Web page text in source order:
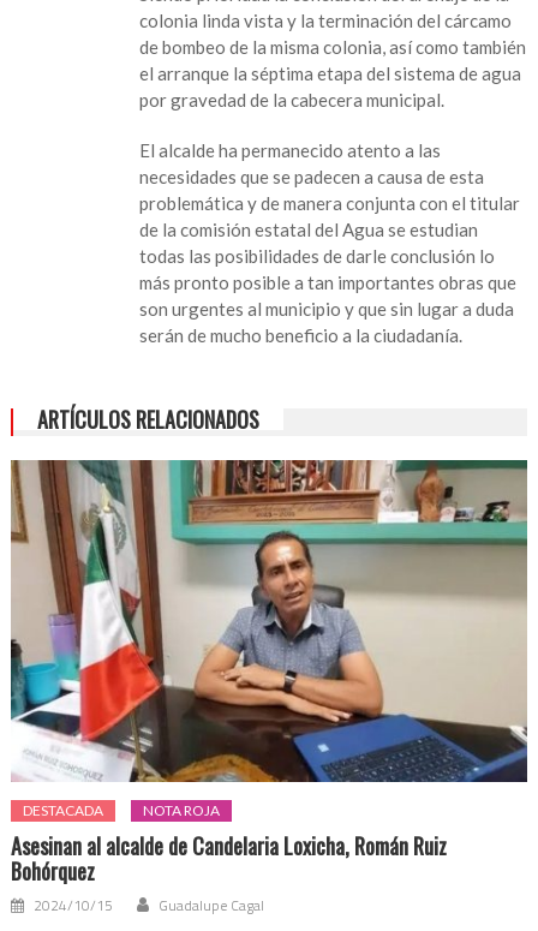
colonia linda vista y la terminación del cárcamo
de bombeo de la misma colonia, así como también
el arranque la séptima etapa del sistema de agua
por gravedad de la cabecera municipal.
El alcalde ha permanecido atento a las
necesidades que se padecen a causa de esta
problemática y de manera conjunta con el titular
de la comisión estatal del Agua se estudian
todas las posibilidades de darle conclusión lo
más pronto posible a tan importantes obras que
son urgentes al municipio y que sin lugar a duda
serán de mucho beneficio a la ciudadanía.
ARTÍCULOS RELACIONADOS
DESTACADA NOTA ROJA
Asesinan al alcalde de Candelaria Loxicha, Román Ruiz
Bohórquez
2024/10/15 Guadalupe Cagal